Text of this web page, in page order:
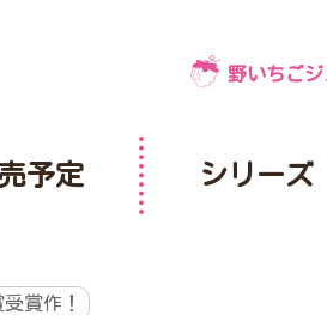
野いちご
予定 シリーズ
賞作！